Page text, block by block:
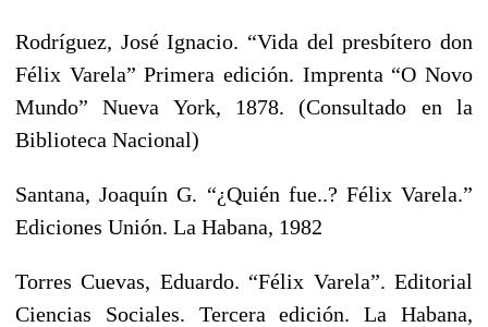
Rodríguez, José Ignacio. “Vida del presbítero don
Félix Varela” Primera edición. Imprenta “O Novo
Mundo” Nueva York, 1878. (Consultado en la
Biblioteca Nacional)
Santana, Joaquín G. “¿Quién fue..? Félix Varela.”
Ediciones Unión. La Habana, 1982
Torres Cuevas, Eduardo. “Félix Varela”. Editorial
Ciencias Sociales. Tercera edición. La Habana,